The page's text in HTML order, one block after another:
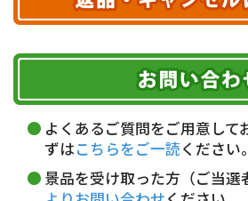
ヤマト運輸
お届け可能時
午前中 14～16時
18～20時
19～21時
代金引換(現金の
5,000円未満…330
期限を含むルール（条件）や、
ただく費用がございます。
よくあるご質問をご用意して
ずはこちらをご一読ください。
景品を受け取った方（ご当選